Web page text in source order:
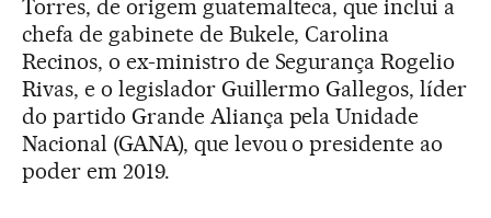
Torres, de origem guatemalteca, que inclui a
chefa de gabinete de Bukele, Carolina
Recinos, o ex-ministro de Segurança Rogelio
Rivas, e o legislador Guillermo Gallegos, líder
do partido Grande Aliança pela Unidade
Nacional (GANA), que levou o presidente ao
poder em 2019.